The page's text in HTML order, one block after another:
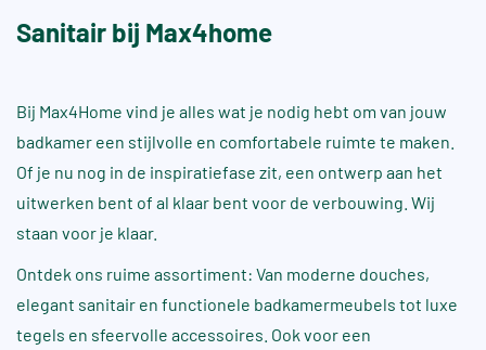
Sanitair bij Max4home
Bij Max4Home vind je alles wat je nodig hebt om van jouw
badkamer een stijlvolle en comfortabele ruimte te maken.
Of je nu nog in de inspiratie­fase zit, een ontwerp aan het
uitwerken bent of al klaar bent voor de verbouwing. Wij
staan voor je klaar.
Ontdek ons ruime assortiment: Van moderne douches,
elegant sanitair en functionele badkamermeubels tot luxe
tegels en sfeervolle accessoires. Ook voor een